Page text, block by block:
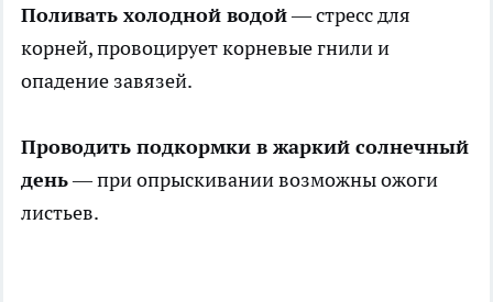
Поливать холодной водой— стресс для
корней, провоцирует корневые гнили и
опадение завязей.
Проводить подкормки в жаркий солнечный
день— при опрыскивании возможны ожоги
листьев.